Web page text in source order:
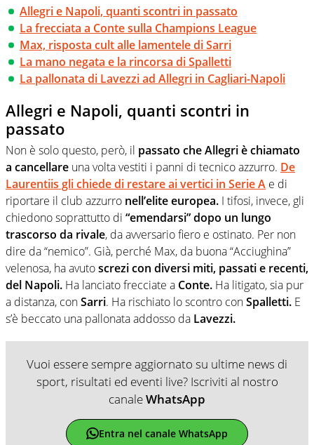
Allegri e Napoli, quanti scontri in passato
La frecciata a Conte sulla Champions League
Max, risposta cult alle lamentele di Sarri
La mano negata e la rincorsa di Spalletti
La pallonata di Lavezzi ad Allegri in Cagliari-Napoli
Allegri e Napoli, quanti scontri in
passato
Non è solo questo, però, il passato che Allegri è chiamato
a cancellare una volta vestiti i panni di tecnico azzurro. De
Laurentiis gli chiede di restare ai vertici in Serie A e di
riportare il club azzurro nell’elite europea. I tifosi, invece, gli
chiedono soprattutto di “emendarsi” dopo un lungo
trascorso da rivale, da avversario fiero e ostinato. Per non
dire da “nemico”. Già, perché Max, da buona “Acciughina”
velenosa, ha avutoscrezi con diversi miti, passati e recenti,
del Napoli. Ha lanciato frecciate a Conte. Ha litigato, sia pur
a distanza, conSarri. Ha rischiato lo scontro conSpalletti. E
s’è beccato una pallonata addosso da Lavezzi.
Vuoi essere sempre aggiornato su ultime news di
sport, risultati ed eventi live? Iscriviti al nostro
canaleWhatsApp
Entra nel canale WhatsApp